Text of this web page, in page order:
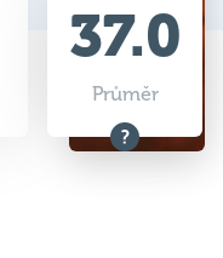
37.0
Průměr